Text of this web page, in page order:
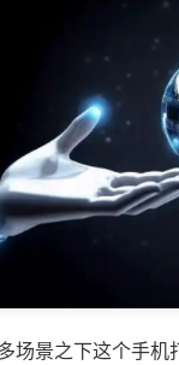
场景之下这个手机